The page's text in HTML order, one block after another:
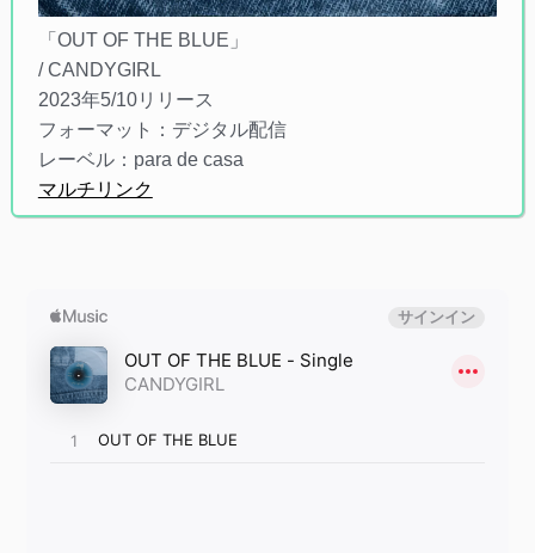
「OUT OF THE BLUE」
/ CANDYGIRL
2023年5/10リリース
フォーマット：デジタル配信
レーベル：para de casa
マルチリンク